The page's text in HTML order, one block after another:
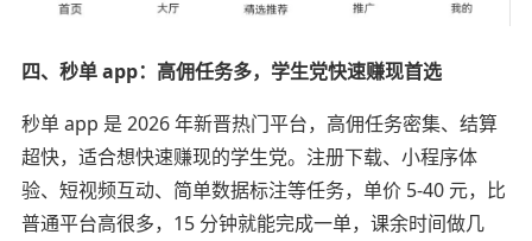
四、秒单 app：高佣任务多，学生党快速赚现首选
秒单 app 是 2026 年新晋热门平台，高佣任务密集、结算
超快，适合想快速赚现的学生党。注册下载、小程序体
验、短视频互动、简单数据标注等任务，单价 5-40 元，比
普通平台高很多，15 分钟就能完成一单，课余时间做几